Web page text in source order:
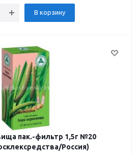
В корзину
пак.-фильтр 1,5г №20
Россия)